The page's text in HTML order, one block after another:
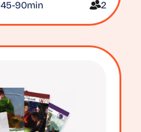
45-90min 2